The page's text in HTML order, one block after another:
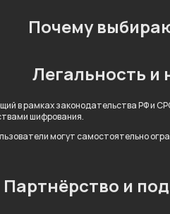
Почему
Легальность и
в рамках законодательства РФ и
шифрования.
могут самостоятельно
Партнёрство и